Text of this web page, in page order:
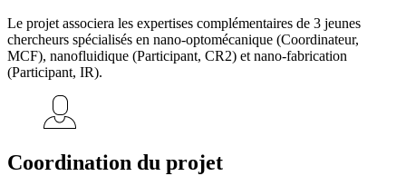
Le projet associera les expertises complémentaires de 3 jeunes
chercheurs spécialisés en nano-optomécanique (Coordinateur,
MCF), nanofluidique (Participant, CR2) et nano-fabrication
(Participant, IR).
Coordination du projet